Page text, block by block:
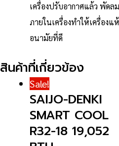
เครื่องปรับอากาศแล้ว พัดล
ภายในเครื่องทำให้เครื่อง
อนามัยที่ดี
สินค้าที่เกี่ยวข้อง
Sale!
SAIJO-DENKI
SMART COOL
R32-18 19,052